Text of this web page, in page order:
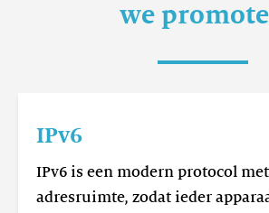
we
IPv6
IPv6 is een modern protocol
adresruimte, zodat ieder
meer